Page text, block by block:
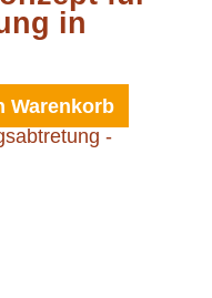
in
Warenkorb